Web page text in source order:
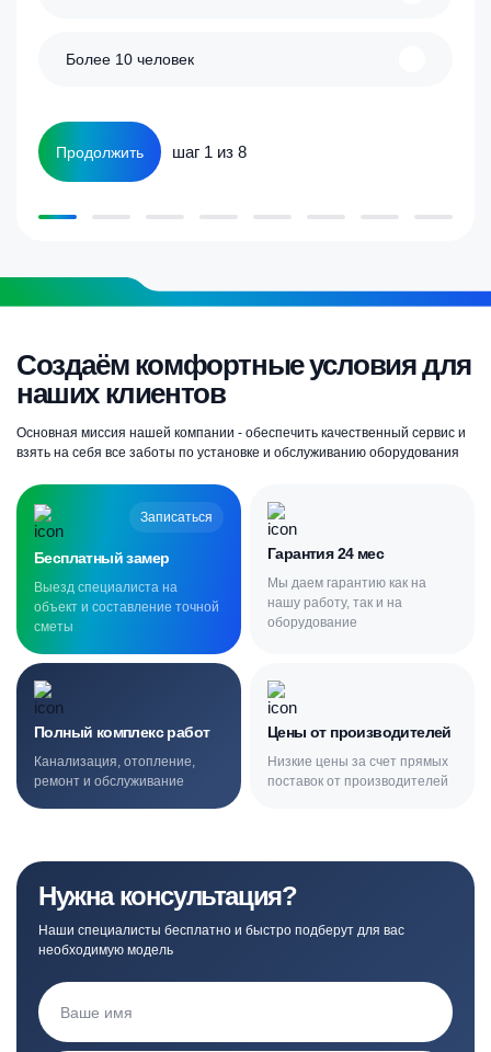
Более 10 человек
Продолжить шаг 1 из 8
Создаём комфортные условия для
наших клиентов
Основная миссия нашей компании - обеспечить качественный сервис и
взять на себя все заботы по установке и обслуживанию оборудования
Записаться
Бесплатный замер
Выезд специалиста на
объект и составление точной
сметы
Гарантия 24 мес
Мы даем гарантию как на
нашу работу, так и на
оборудование
Полный комплекс работ
Канализация, отопление,
ремонт и обслуживание
Цены от производителей
Низкие цены за счет прямых
поставок от производителей
Нужна консультация?
Наши специалисты бесплатно и быстро подберут для вас
необходимую модель